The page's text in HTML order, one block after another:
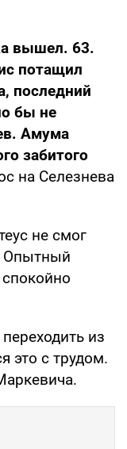
вышел. 63.
потащил
последний
бы не
Амума
забитого
на Селезнева
не смог
Опытный
из
это с трудом.